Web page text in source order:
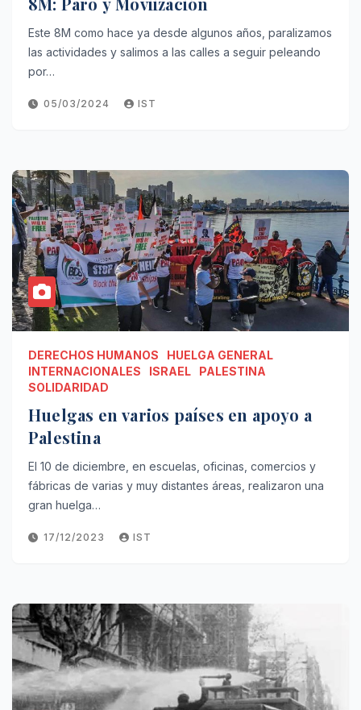
Este 8M como hace ya desde algunos años, paralizamos
las actividades y salimos a las calles a seguir peleando
por…
05/03/2024 IST
DERECHOS HUMANOS
HUELGA GENERAL
INTERNACIONALES
ISRAEL
PALESTINA
SOLIDARIDAD
Huelgas en varios países en apoyo a
Palestina
El 10 de diciembre, en escuelas, oficinas, comercios y
fábricas de varias y muy distantes áreas, realizaron una
gran huelga…
17/12/2023 IST